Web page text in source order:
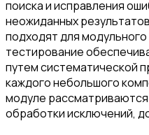
поиска и исправления
неожиданных
подходят для
тестирование
путем систематической
каждого небольшого
модуле
обработки исключений,